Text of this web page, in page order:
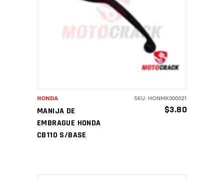
AÑADIR AL CARRITO
MANIJA DE
EMBRAGUE HONDA
CB110 S/BASE
$3.80
HONDA SKU: HONMK000021